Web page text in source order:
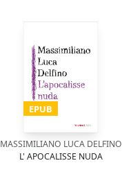
EPUB
MASSIMILIANO LUCA DELFINO
L' APOCALISSE NUDA